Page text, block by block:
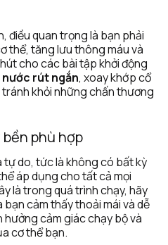
điều quan trọng là bạn phải
thể, tăng lưu thông máu và
cho các bài tập khởi động
nước rút ngắn, xoay khớp cổ
khỏi những chấn thương
phù hợp
tự do, tức là không có bất kỳ
áp dụng cho tất cả mọi
là trong quá trình chạy, hãy
cảm thấy thoải mái và dễ
cảm giác chạy bộ và
cơ thể bạn.